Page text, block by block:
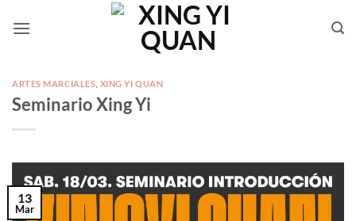
ARTES MARCIALES XING YI QUAN
Seminario Xing Yi
13
Mar